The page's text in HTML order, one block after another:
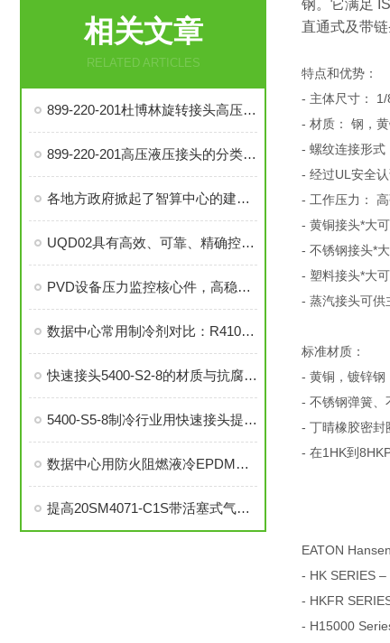
相关文章
RELATED ARTICLES
899-220-201杜博林旋转接头高压液压接头的安装、调试与维护技巧
899-220-201高压液压接头的分类和注意事项
各地方政府掀起了智算中心的建设热潮
UQD02具有高效、可靠、精确控制温度等优势
PVD设备压力监控核心件，高稳定性压力开关现货秒发
数据中心常用制冷剂对比：R410a VS R134a
快速接头5400-S2-8的材质与抗腐蚀性探讨
5400-S5-8制冷行业用快速接头提升系统稳定性与操作便捷性
数据中心用防火阻燃液冷EPDM橡胶软管-UL94 V0认证
提高20SM4071-C1S带活塞式气动执行器中压针阀性能的技巧
钢。它满足
直通式及带链
特点和优势：
- 主体尺寸：
- 材质： 钢，
- 螺纹连接形式
- 经过UL安全
- 工作压力：
- 黄铜接头*大
- 不锈钢接头*
- 塑料接头*大
- 蒸汽接头可供
标准材质：
- 黄铜，镀锌钢
- 不锈钢弹簧、
- 丁晴橡胶密封
- 在1HK到
EATON
- HK SERIES
- HKFR
- H15000